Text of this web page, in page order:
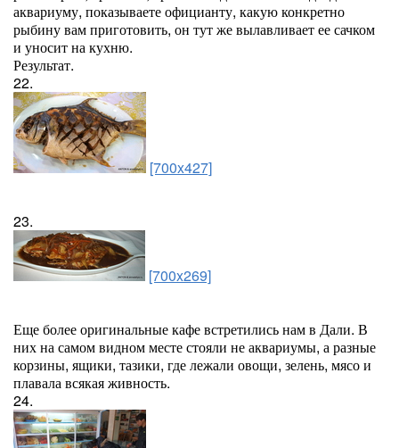
аквариуму, показываете официанту, какую конкретно
рыбину вам приготовить, он тут же вылавливает ее сачком
и уносит на кухню.
Результат.
22.
[700x427]
23.
[700x269]
Еще более оригинальные кафе встретились нам в Дали. В
них на самом видном месте стояли не аквариумы, а разные
корзины, ящики, тазики, где лежали овощи, зелень, мясо и
плавала всякая живность.
24.